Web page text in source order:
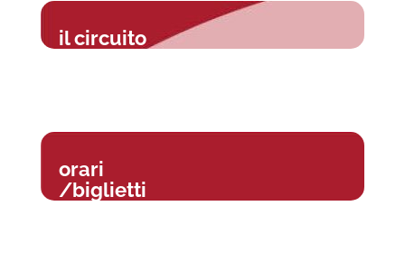
il circuito
orari
/biglietti